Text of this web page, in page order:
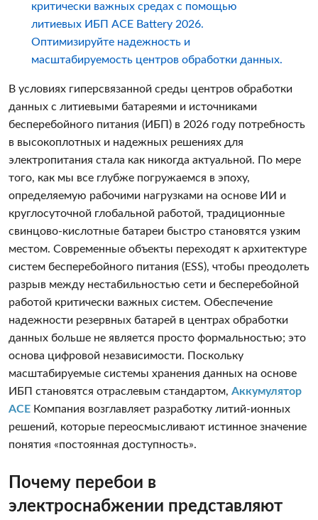
критически важных средах с помощью
литиевых ИБП ACE Battery 2026.
Оптимизируйте надежность и
масштабируемость центров обработки данных.
В условиях гиперсвязанной среды центров обработки
данных с литиевыми батареями и источниками
бесперебойного питания (ИБП) в 2026 году потребность
в высокоплотных и надежных решениях для
электропитания стала как никогда актуальной. По мере
того, как мы все глубже погружаемся в эпоху,
определяемую рабочими нагрузками на основе ИИ и
круглосуточной глобальной работой, традиционные
свинцово-кислотные батареи быстро становятся узким
местом. Современные объекты переходят к архитектуре
систем бесперебойного питания (ESS), чтобы преодолеть
разрыв между нестабильностью сети и бесперебойной
работой критически важных систем. Обеспечение
надежности резервных батарей в центрах обработки
данных больше не является просто формальностью; это
основа цифровой независимости. Поскольку
масштабируемые системы хранения данных на основе
ИБП становятся отраслевым стандартом, Аккумулятор
ACE Компания возглавляет разработку литий-ионных
решений, которые переосмысливают истинное значение
понятия «постоянная доступность».
Почему перебои в
электроснабжении представляют